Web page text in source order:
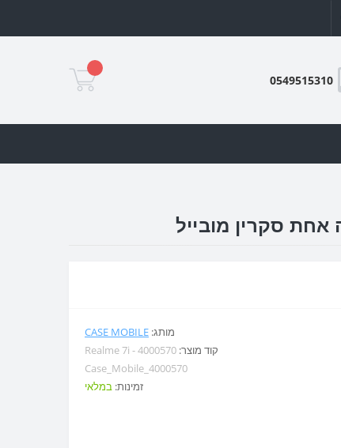
0549515310
מותג: CASE MOBILE
קוד מוצר: Realme 7i - 4000570
Case_Mobile_4000570
זמינות: במלאי